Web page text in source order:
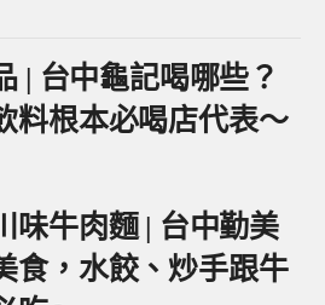
| 台中龜記喝哪些？
料根本必喝店代表～
味牛肉麵 | 台中勤美
食，水餃、炒手跟牛